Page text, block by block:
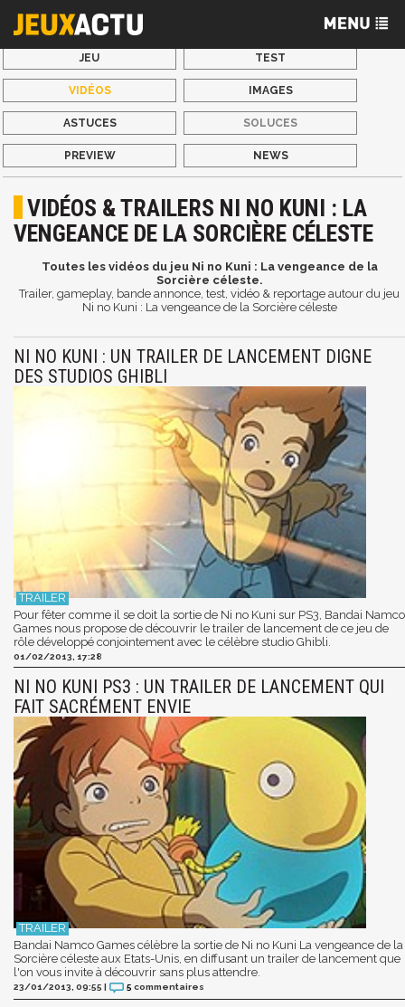
JEU TEST
VIDÉOS IMAGES
ASTUCES SOLUCES
PREVIEW NEWS
VIDÉOS & TRAILERS NI NO KUNI : LA
VENGEANCE DE LA SORCIÈRE CÉLESTE
Toutes les vidéos du jeu Ni no Kuni : La vengeance de la
Sorcière céleste.
Trailer, gameplay, bande annonce, test, vidéo & reportage autour du jeu
Ni no Kuni : La vengeance de la Sorcière céleste
NI NO KUNI : UN TRAILER DE LANCEMENT DIGNE
DES STUDIOS GHIBLI
Pour fêter comme il se doit la sortie de Ni no Kuni sur PS3, Bandai Namco
Games nous propose de découvrir le trailer de lancement de ce jeu de
rôle développé conjointement avec le célèbre studio Ghibli.
01/02/2013, 17:28
NI NO KUNI PS3 : UN TRAILER DE LANCEMENT QUI
FAIT SACRÉMENT ENVIE
Bandai Namco Games célèbre la sortie de Ni no Kuni La vengeance de la
Sorcière céleste aux Etats-Unis, en diffusant un trailer de lancement que
l'on vous invite à découvrir sans plus attendre.
23/01/2013, 09:55 5 commentaires